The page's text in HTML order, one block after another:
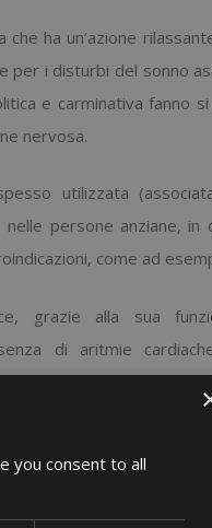
che ha un’azione
per i disturbi del sonno
e carminativa fanno
nervosa.
utilizzata
nelle persone anziane, in
come ad
grazie alla sua
di aritmie
più sedativa,
simili, indicata per il
you consent to all